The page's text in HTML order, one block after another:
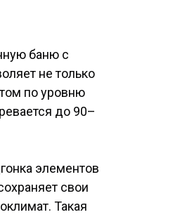
баню с
не только
по уровню
до 90–
элементов
свои
Такая